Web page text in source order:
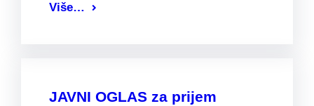
Više…
JAVNI OGLAS za prijem